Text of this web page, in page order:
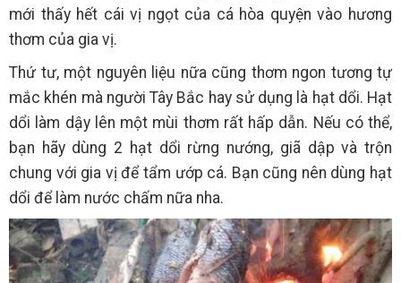
mới thấy hết cái vị ngọt của cá hòa quyện vào hương
thơm của gia vị.
Thứ tư, một nguyên liệu nữa cũng thơm ngon tương tự
mắc khén mà người Tây Bắc hay sử dụng là hạt dổi. Hạt
dổi làm dậy lên một mùi thơm rất hấp dẫn. Nếu có thể,
bạn hãy dùng 2 hạt dổi rừng nướng, giã dập và trộn
chung với gia vị để tẩm ướp cá. Bạn cũng nên dùng hạt
dổi để làm nước chấm nữa nha.